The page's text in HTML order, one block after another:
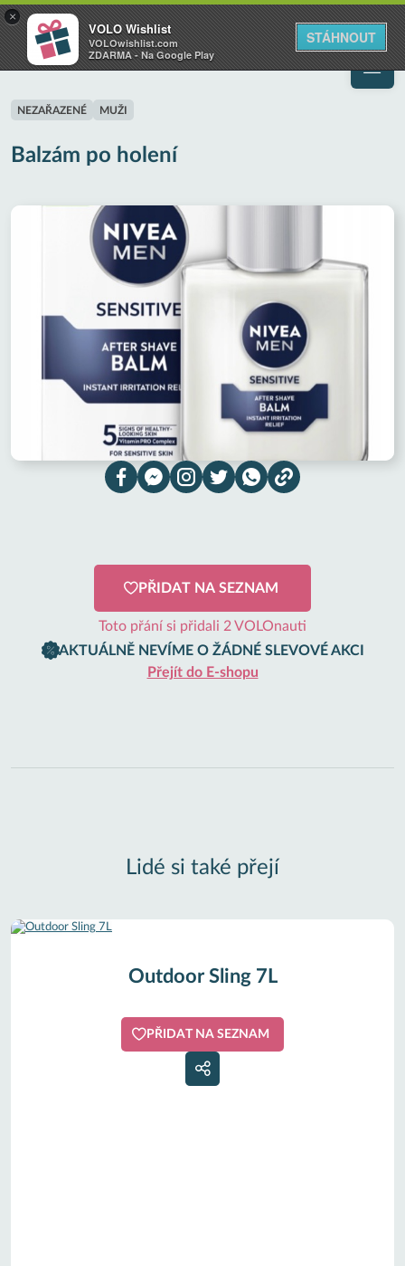
VOLO
Váš online wishlist
×
VOLO Wishlist
VOLOwishlist.com
ZDARMA - Na Google Play
STÁHNOUT
NEZAŘAZENÉ MUŽI
Balzám po holení
PŘIDAT NA SEZNAM
Toto přání si přidali 2 VOLOnauti
AKTUÁLNĚ NEVÍME O ŽÁDNÉ SLEVOVÉ AKCI
Přejít do E-shopu
Lidé si také přejí
Outdoor Sling 7L
PŘIDAT NA SEZNAM